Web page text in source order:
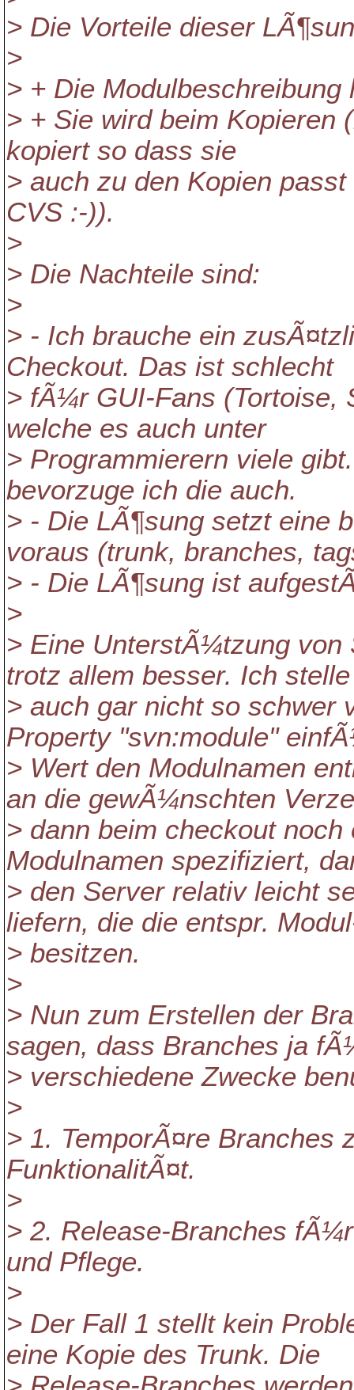
> Die Vorteile dieser
>
> + Die Modulbeschreibung
> + Sie wird beim Kopieren
kopiert so dass sie
> auch zu den Kopien
CVS :-)).
>
> Die Nachteile sind:
>
> - Ich brauche ein
Checkout. Das ist schlecht
> fÃ¼r GUI-Fans (Tortoise,
welche es auch unter
> Programmierern viele
bevorzuge ich die auch.
> - Die LÃ¶sung setzt eine
voraus (trunk, branches,
> - Die LÃ¶sung ist
>
> Eine UnterstÃ¼tzung von
trotz allem besser. Ich
> auch gar nicht so schwer
Property "svn:module"
> Wert den Modulnamen
an die gewÃ¼nschten
> dann beim checkout
Modulnamen spezifiziert,
> den Server relativ leicht
liefern, die die entspr.
> besitzen.
>
> Nun zum Erstellen der
sagen, dass Branches ja
> verschiedene Zwecke
>
> 1. TemporÃ¤re Branches
FunktionalitÃ¤t.
>
> 2. Release-Branches
und Pflege.
>
> Der Fall 1 stellt kein
eine Kopie des Trunk. Die